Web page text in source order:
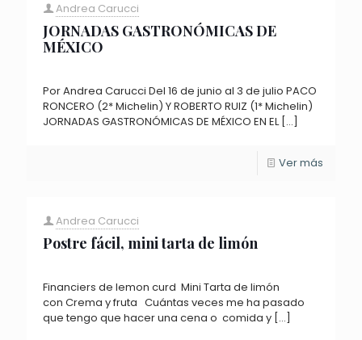
Andrea Carucci
JORNADAS GASTRONÓMICAS DE
MÉXICO
Por Andrea Carucci Del 16 de junio al 3 de julio PACO
RONCERO (2* Michelin) Y ROBERTO RUIZ (1* Michelin)
JORNADAS GASTRONÓMICAS DE MÉXICO EN EL[…]
Ver más
Andrea Carucci
Postre fácil, mini tarta de limón
Financiers de lemon curd Mini Tarta de limón
con Crema y fruta Cuántas veces me ha pasado
que tengo que hacer una cena o comida y […]